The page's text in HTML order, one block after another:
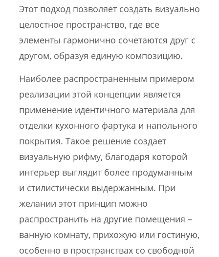
Этот подход позволяет создать визуально
целостное пространство, где все
элементы гармонично сочетаются друг с
другом, образуя единую композицию.
Наиболее распространенным примером
реализации этой концепции является
применение идентичного материала для
отделки кухонного фартука и напольного
покрытия. Такое решение создает
визуальную рифму, благодаря которой
интерьер выглядит более продуманным
и стилистически выдержанным. При
желании этот принцип можно
распространить на другие помещения –
ванную комнату, прихожую или гостиную,
особенно в пространствах со свободной